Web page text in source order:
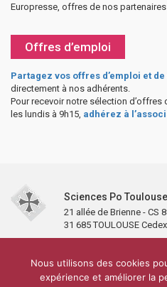
Europresse, offres de nos
Offres d’emploi
Partagez vos offres d’emploi et de
directement à nos adhérents.
Pour recevoir notre sélection
les lundis à 9h15, adhérez à
Sciences Po
21 allée de Brienne - CS
31 685 TOULOUSE
Partenaires et soutiens
Lettre
Sciences Po Toulouse
Nous utilisons des cookies
expérience et améliorer la